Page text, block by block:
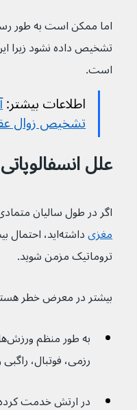
اما ممکن است به طور
است.
اطلاعات بیشتر:
تشخیص زوال
علل
اگر در طول سالیان
مغزی
داشته‌اید،
تروماتیک مزمن شوید.
بیشتر در معرض خطر
رزمی، فوتبال، راگبی